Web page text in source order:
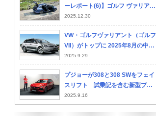
ーレポート(6)】ゴルフ ヴァリアン
トTDI Rライン編「燃費と走り積載
力を兼ね備えた万能選手」
2025.12.30
VW・ゴルフヴァリアント（ゴルフ
VII）がトップに 2025年8月の中古
車値下りランキング
2025.9.29
プジョーが308と308 SWをフェイ
スリフト 試乗記を含む新型プジ
ョー308＆308 SWの全ての情報を
お届け！
2025.9.16